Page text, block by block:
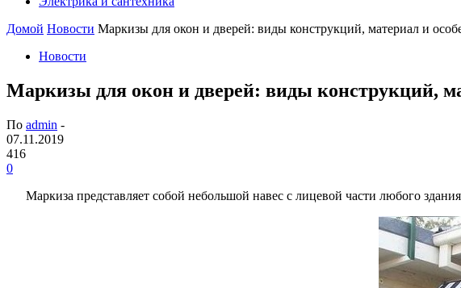
Домой Новости Маркизы для окон и дверей: виды конструкций, материал и
Новости
Маркизы для окон и дверей: виды конструкций,
По admin -
07.11.2019
416
0
Маркиза представляет собой небольшой навес с лицевой части любого